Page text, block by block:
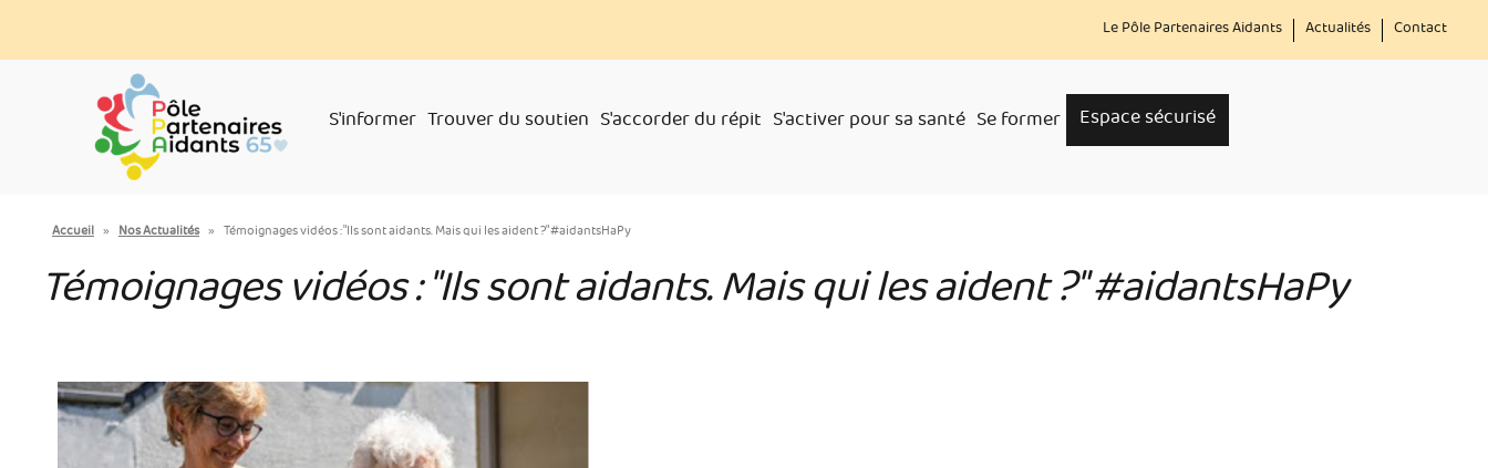
contenu
Menu
secondaire
Le Pôle Partenaires Aidants Actualités Contact
S'informer Trouver du soutien S'accorder du répit S'activer pour sa santé Se former Espace sécurisé
You
here
Accueil » Nos Actualités » Témoignages vidéos : "Ils sont aidants. Mais qui les aident ?" #aidantsHaPy
Témoignages vidéos : "Ils sont aidants. Mais qui les aident ?" #aidantsHaPy